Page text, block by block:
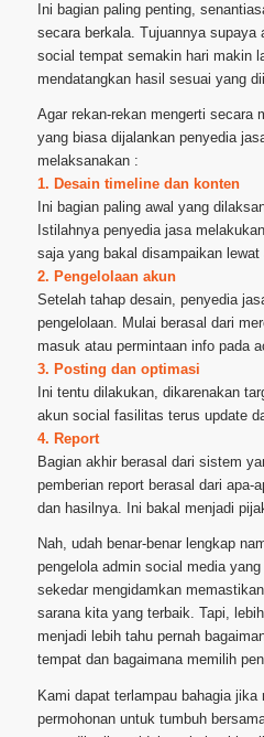
Ini bagian paling penting,
secara berkala. Tujuannya supaya
social tempat semakin hari makin
mendatangkan hasil sesuai yang
Agar rekan-rekan mengerti secara
yang biasa dijalankan penyedia
melaksanakan :
1. Desain timeline dan konten
Ini bagian paling awal yang
Istilahnya penyedia jasa
saja yang bakal disampaikan
2. Pengelolaan akun
Setelah tahap desain, penyedia
pengelolaan. Mulai berasal dari
masuk atau permintaan info pada
3. Posting dan optimasi
Ini tentu dilakukan, dikarenakan
akun social fasilitas terus update
4. Report
Bagian akhir berasal dari sistem
pemberian report berasal dari apa-
dan hasilnya. Ini bakal menjadi
Nah, udah benar-benar lengkap
pengelola admin social media
sekedar mengidamkan
sarana kita yang terbaik. Tapi,
menjadi lebih tahu pernah
tempat dan bagaimana memilih
Kami dapat terlampau bahagia jika
permohonan untuk tumbuh